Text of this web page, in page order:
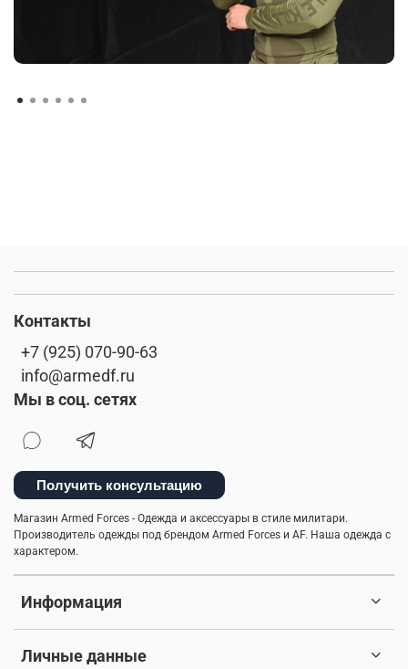
Информация
Личные данные
Контакты
+7 (925) 070-90-63
info@armedf.ru
Мы в соц. сетях
Получить консультацию
Магазин Armed Forces - Одежда и аксессуары в стиле милитари.
Производитель одежды под брендом Armed Forces и AF. Наша одежда с
характером.